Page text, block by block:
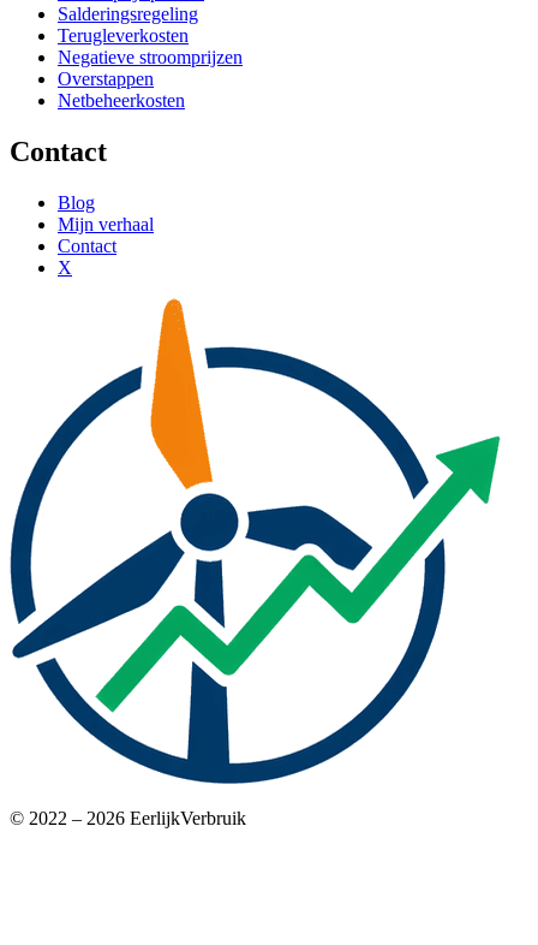
Salderingsregeling
Terugleverkosten
Negatieve stroomprijzen
Overstappen
Netbeheerkosten
Contact
Blog
Mijn verhaal
Contact
X
© 2022 – 2026 EerlijkVerbruik